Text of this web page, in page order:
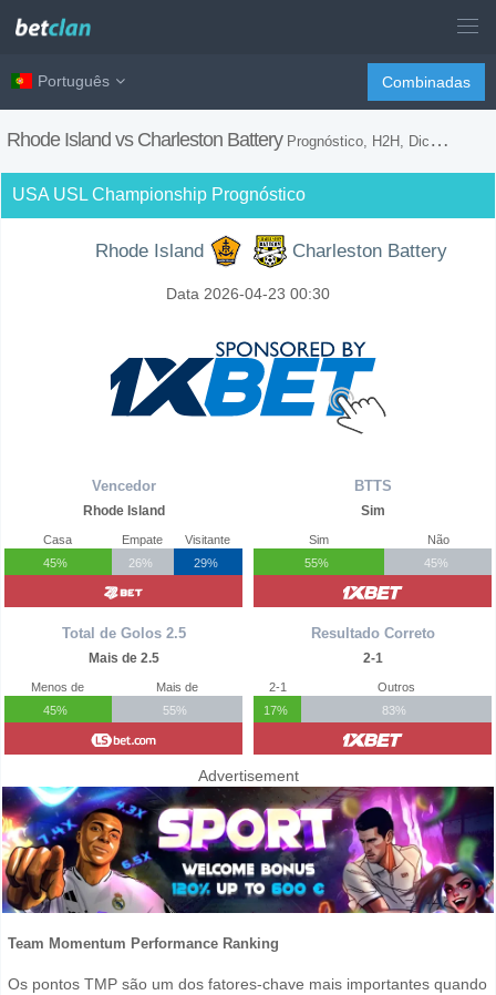
Português Combinadas
Rhode Island vs Charleston Battery Prognóstico, H2H, Dicas de Apostas e Previsão do Jogo
USA USL Championship Prognóstico
Rhode Island Charleston Battery
Data 2026-04-23 00:30
Vencedor
Rhode Island
Casa
45%
Empate
26%
Visitante
29%
Total de Golos 2.5
Mais de 2.5
Menos de
45%
Mais de
55%
BTTS
Sim
Sim
55%
Não
45%
Resultado Correto
2-1
2-1
17%
Outros
83%
Advertisement
Team Momentum Performance Ranking
Os pontos TMP são um dos fatores-chave mais importantes quando